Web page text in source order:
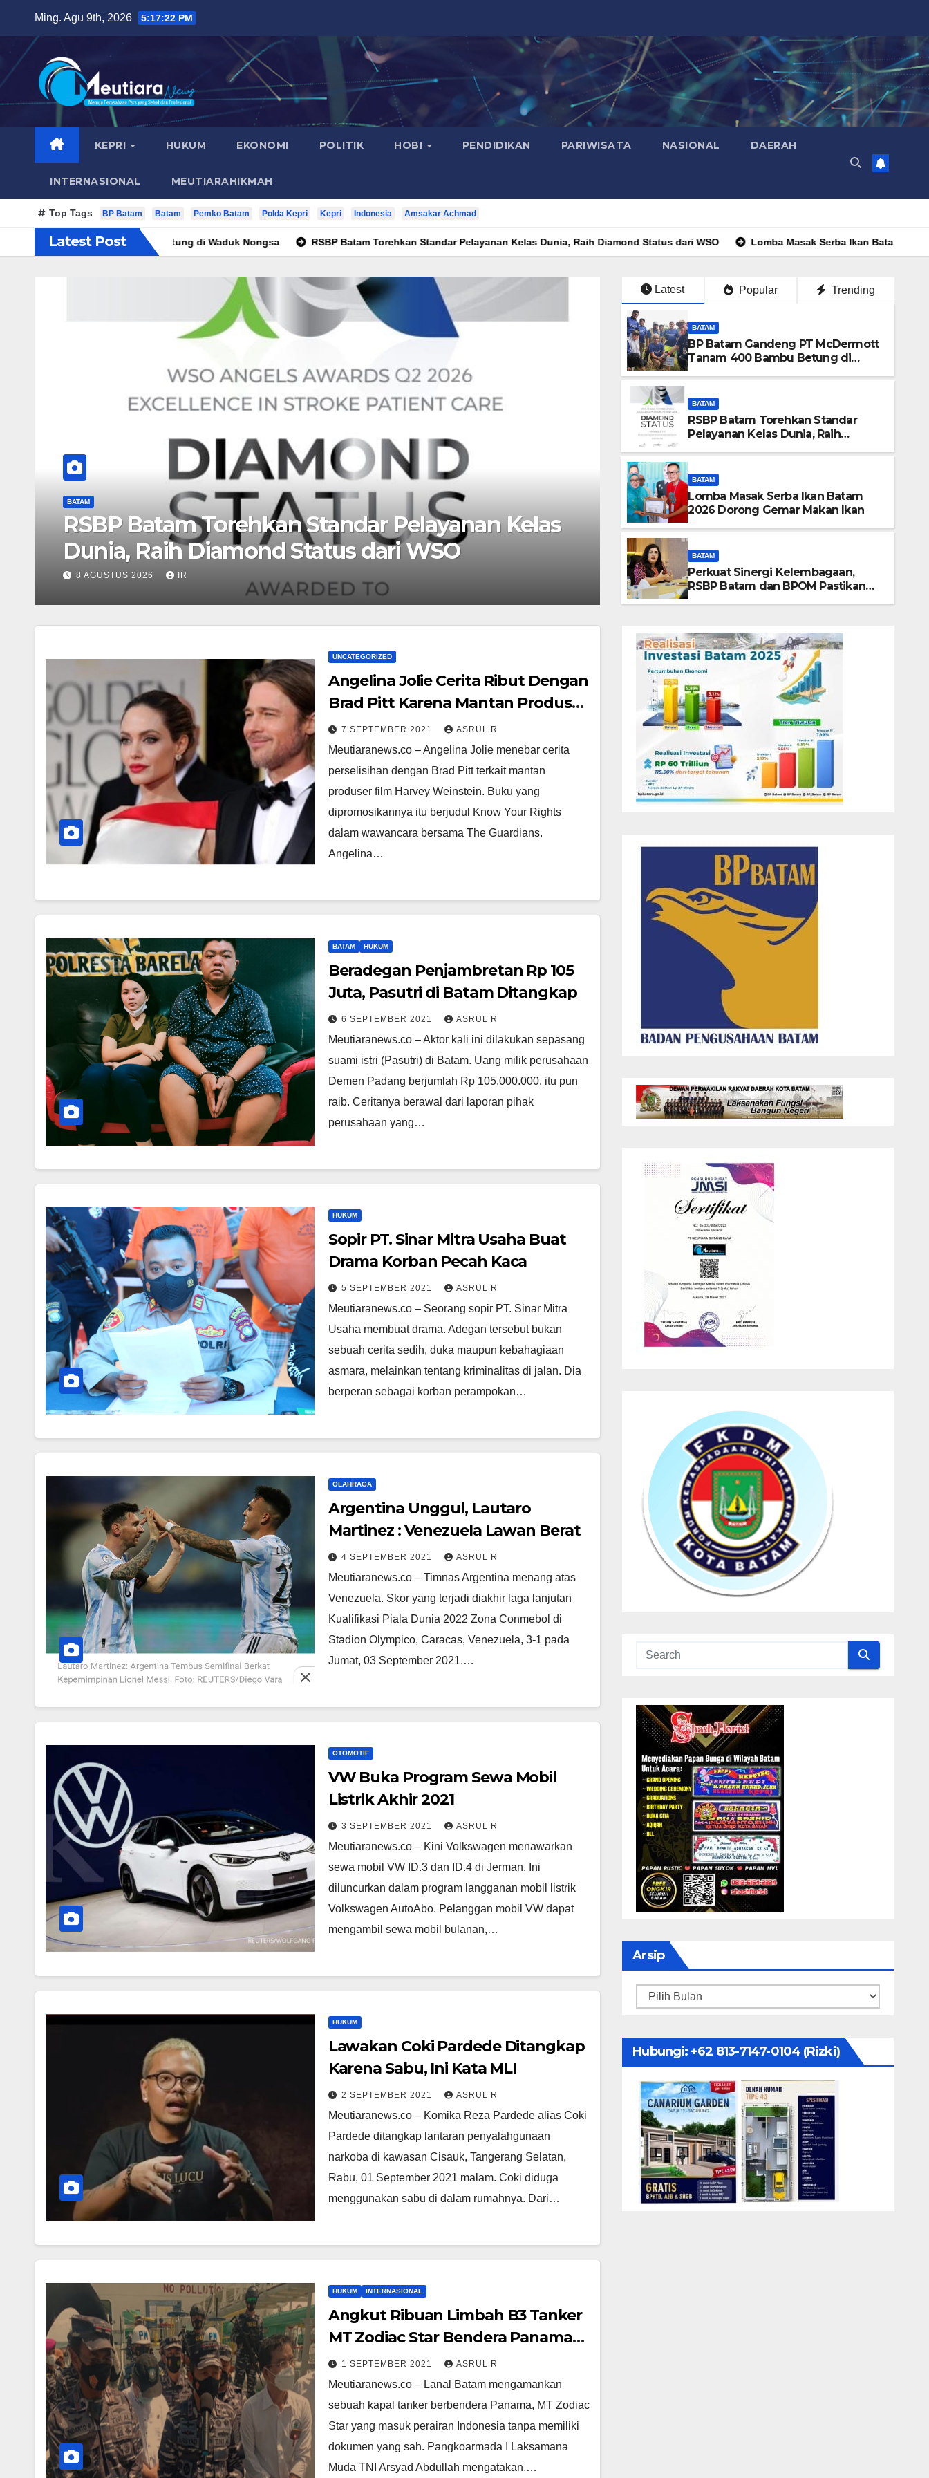
content
Ming. Agu 9th, 2026 5:17:23 PM
KEPRI HUKUM EKONOMI POLITIK HOBI PENDIDIKAN PARIWISATA NASIONAL DAERAH
INTERNASIONAL MEUTIARAHIKMAH
Top Tags BP Batam Batam Pemko Batam Polda Kepri Kepri Indonesia Amsakar Achmad
Latest Post
400 Bambu Betung di Waduk Nongsa RSBP Batam Torehkan Standar Pelayanan Kelas Dunia, Raih Diamond Status dari WSO Lomba Masak Serba Ikan Batam 2026 Dorong Gemar
BATAM
Lomba Masak Serba Ikan Batam 2026 Dorong
Gemar Makan Ikan
7 AGUSTUS 2026 IR
BATAM
Perkuat Sinergi
BPOM Pastikan Pelayanan
Obat Aman
7 AGUSTUS 2026 IR
Latest Popular Trending
BATAM
BP Batam Gandeng PT McDermott
Tanam 400 Bambu Betung di
BATAM
RSBP Batam Torehkan Standar
Pelayanan Kelas Dunia, Raih
BATAM
Lomba Masak Serba Ikan Batam
2026 Dorong Gemar Makan Ikan
BATAM
Perkuat Sinergi Kelembagaan,
RSBP Batam dan BPOM Pastikan
UNCATEGORIZED
Angelina Jolie Cerita Ribut Dengan
Brad Pitt Karena Mantan Produser
Film Harvey Weinstein
7 SEPTEMBER 2021 ASRUL R
Meutiaranews.co – Angelina Jolie menebar cerita
perselisihan dengan Brad Pitt terkait mantan
produser film Harvey Weinstein. Buku yang
dipromosikannya itu berjudul Know Your Rights
dalam wawancara bersama The Guardians.
Angelina…
BATAM HUKUM
Beradegan Penjambretan Rp 105
Juta, Pasutri di Batam Ditangkap
6 SEPTEMBER 2021 ASRUL R
Meutiaranews.co – Aktor kali ini dilakukan sepasang
suami istri (Pasutri) di Batam. Uang milik perusahaan
Demen Padang berjumlah Rp 105.000.000, itu pun
raib. Ceritanya berawal dari laporan pihak
perusahaan yang…
HUKUM
Sopir PT. Sinar Mitra Usaha Buat
Drama Korban Pecah Kaca
5 SEPTEMBER 2021 ASRUL R
Meutiaranews.co – Seorang sopir PT. Sinar Mitra
Usaha membuat drama. Adegan tersebut bukan
sebuah cerita sedih, duka maupun kebahagiaan
asmara, melainkan tentang kriminalitas di jalan. Dia
berperan sebagai korban perampokan…
OLAHRAGA
Argentina Unggul, Lautaro
Martinez : Venezuela Lawan Berat
4 SEPTEMBER 2021 ASRUL R
Meutiaranews.co – Timnas Argentina menang atas
Venezuela. Skor yang terjadi diakhir laga lanjutan
Kualifikasi Piala Dunia 2022 Zona Conmebol di
Stadion Olympico, Caracas, Venezuela, 3-1 pada
Jumat, 03 September 2021.…
OTOMOTIF
VW Buka Program Sewa Mobil
Listrik Akhir 2021
3 SEPTEMBER 2021 ASRUL R
Meutiaranews.co – Kini Volkswagen menawarkan
sewa mobil VW ID.3 dan ID.4 di Jerman. Ini
diluncurkan dalam program langganan mobil listrik
Volkswagen AutoAbo. Pelanggan mobil VW dapat
mengambil sewa mobil bulanan,…
HUKUM
Lawakan Coki Pardede Ditangkap
Karena Sabu, Ini Kata MLI
2 SEPTEMBER 2021 ASRUL R
Meutiaranews.co – Komika Reza Pardede alias Coki
Pardede ditangkap lantaran penyalahgunaan
narkoba di kawasan Cisauk, Tangerang Selatan,
Rabu, 01 September 2021 malam. Coki diduga
menggunakan sabu di dalam rumahnya. Dari…
HUKUM INTERNASIONAL
Angkut Ribuan Limbah B3 Tanker
MT Zodiac Star Bendera Panama
Ditangkap Lanal Batam
1 SEPTEMBER 2021 ASRUL R
Meutiaranews.co – Lanal Batam mengamankan
sebuah kapal tanker berbendera Panama, MT Zodiac
Star yang masuk perairan Indonesia tanpa memiliki
dokumen yang sah. Pangkoarmada I Laksamana
Muda TNI Arsyad Abdullah mengatakan,…
Arsip
Arsip
Hubungi: ‪+62 813-7147-0104‬ (Rizki)